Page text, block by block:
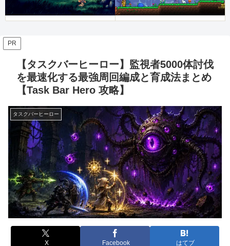
PR
【タスクバーヒーロー】監視者5000体討伐
を最速化する最強周回編成と育成法まとめ
【Task Bar Hero 攻略】
タスクバーヒーロー
X Facebook はてブ